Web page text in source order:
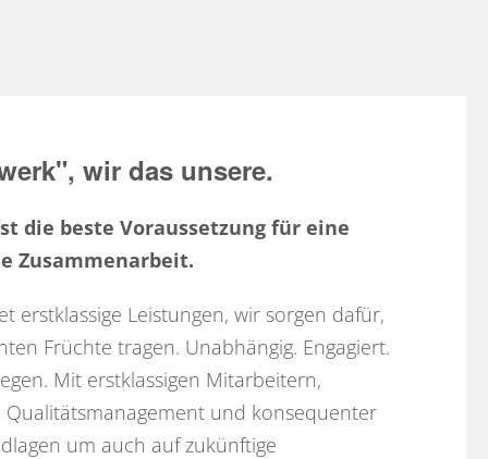
wir das unsere.
die beste Voraussetzung für eine
Zusammenarbeit.
erstklassige Leistungen, wir sorgen dafür,
Früchte tragen. Unabhängig. Engagiert.
Mit erstklassigen Mitarbeitern,
und konsequenter
um auch auf zukünftige